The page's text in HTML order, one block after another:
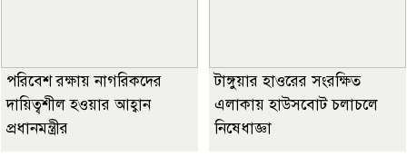
পরিবেশ রক্ষায় নাগরিকদের
দায়িত্বশীল হওয়ার আহ্বান
প্রধানমন্ত্রীর
টাঙ্গুয়ার হাওরের সংরক্ষিত
এলাকায় হাউসবোট চলাচলে
নিষেধাজ্ঞা